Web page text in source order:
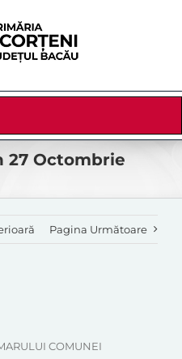
27 Octombrie
Pagina Următoare
COMUNEI